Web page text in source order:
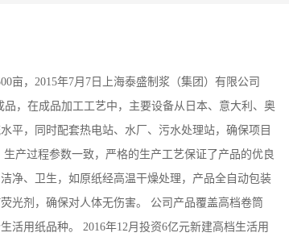
亩，2015年7月7日上海泰盛制浆（集团）有限公司
品，在成品加工工艺中，主要设备从日本、意大利、奥
平，同时配套热电站、水厂、污水处理站，确保项目
产过程参数一致，严格的生产工艺保证了产品的优良
净、卫生，如原纸经高温干燥处理，产品全自动包装
光剂，确保对人体无伤害。 公司产品覆盖高档卷筒
活用纸品种。 2016年12月投资6亿元新建高档生活用